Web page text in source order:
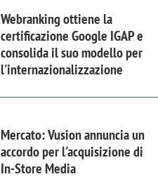
Webranking ottiene la
certificazione Google IGAP e
consolida il suo modello per
l'internazionalizzazione
Mercato: Vusion annuncia un
accordo per l'acquisizione di
In-Store Media